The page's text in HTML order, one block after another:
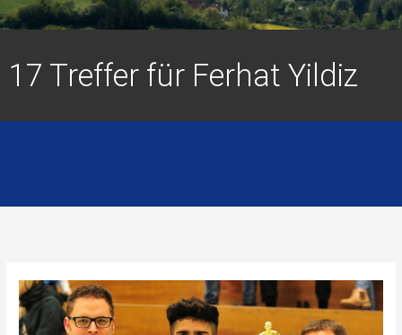
17 Treffer für Ferhat Yildiz